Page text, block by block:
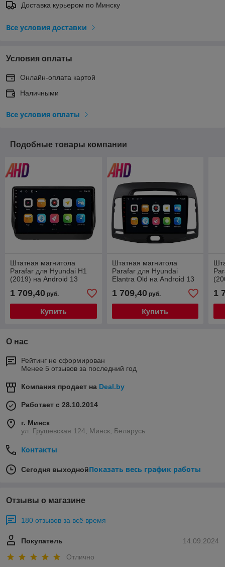
Доставка курьером по Минску
Все условия доставки
Условия оплаты
Онлайн-оплата картой
Наличными
Все условия оплаты
Подобные товары компании
Штатная магнитола
Parafar для Hyundai H1
(2019) на Android 13
(PF587UHD-Low)
1 709,40 руб.
Купить
Штатная магнитола
Parafar для Hyundai
Elantra Old на Android 13
(PF980UHD-Low)
1 709,40руб.
Купить
1
О нас
Рейтинг не сформирован
Менее 5 отзывов за последний год
Компания продает на Deal.by
Работает с 28.10.2014
г. Минск
ул. Грушевская 124, Минск, Беларусь
Контакты
Сегодня выходнойПоказать весь график работы
Отзывы о магазине
180 отзывов за всё время
14.09.2024
Покупатель
Отлично